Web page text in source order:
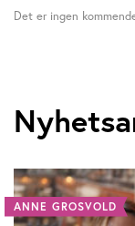
Det er ingen
ANNE GROSVOLD